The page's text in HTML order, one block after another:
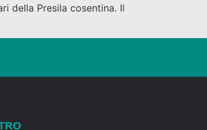
della Presila cosentina. Il